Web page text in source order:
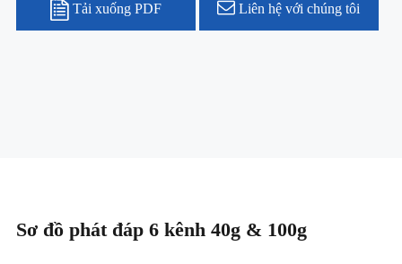
Tải xuống PDF Liên hệ với chúng tôi
Sơ đồ phát đáp 6 kênh 40g & 100g